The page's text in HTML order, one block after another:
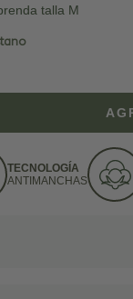
talla M
TECNOLOGÍA
ANTIMANCHAS